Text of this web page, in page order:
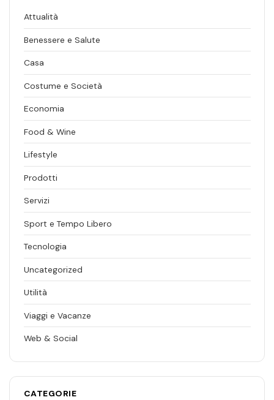
Attualità
Benessere e Salute
Casa
Costume e Società
Economia
Food & Wine
Lifestyle
Prodotti
Servizi
Sport e Tempo Libero
Tecnologia
Uncategorized
Utilità
Viaggi e Vacanze
Web & Social
CATEGORIE